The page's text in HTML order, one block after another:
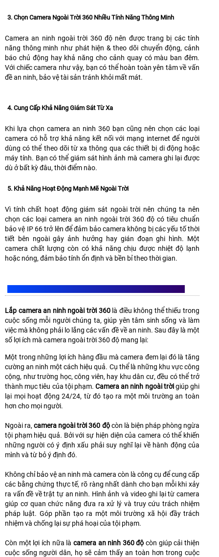
3. Chọn Camera Ngoài Trời 360 Nhiều Tính Năng Thông Minh
Camera an ninh ngoài trời 360 độ nên được trang bị các tính
năng thông minh như phát hiện & theo dõi chuyển động, cảnh
báo chủ động hay khả năng cho cảnh quay có màu ban đêm.
Với chiếc camera như vậy, bạn có thể hoàn toàn yên tâm về vấn
đề an ninh, bảo vệ tài sản tránh khỏi mất mát.
4. Cung Cấp Khả Năng Giám Sát Từ Xa
Khi lựa chọn camera an ninh 360 bạn cũng nên chọn các loại
camera có hỗ trợ khả năng kết nối với mạng internet để người
dùng có thể theo dõi từ xa thông qua các thiết bị di động hoặc
máy tính. Bạn có thể giám sát hình ảnh mà camera ghi lại được
dù ở bất kỳ đâu, thời điểm nào.
5. Khả Năng Hoạt Động Mạnh Mẽ Ngoài Trời
Vì tính chất hoạt động giám sát ngoài trời nên chúng ta nên
chọn các loại camera an ninh ngoài trời 360 độ có tiêu chuẩn
bảo vệ IP 66 trở lên để đảm bảo camera không bị các yếu tố thời
tiết bên ngoài gây ảnh hưởng hay gián đoạn ghi hình. Một
camera chất lượng còn có khả năng chịu được nhiệt độ lạnh
hoặc nóng, đảm bảo tính ổn định và bền bỉ theo thời gian.
Lắp camera an ninh ngoài trời 360là điều không thể thiếu trong
cuộc sống mỗi người chúng ta, giúp yên tâm sinh sống và làm
việc mà không phải lo lắng các vấn đề về an ninh. Sau đây là một
số lợi ích mà camera ngoài trời 360 độ mang lại:
Một trong những lợi ích hàng đầu mà camera đem lại đó là tăng
cường an ninh một cách hiệu quả. Cụ thể là những khu vực công
cộng, như trường học, công viên, hay khu dân cư, đều có thể trở
thành mục tiêu của tội phạm. Camera an ninh ngoài trờigiúp ghi
lại mọi hoạt động 24/24, từ đó tạo ra một môi trường an toàn
hơn cho mọi người.
Ngoài ra,camera ngoài trời 360 độcòn là biện pháp phòng ngừa
tội phạm hiệu quả. Bởi với sự hiện diện của camera có thể khiến
những người có ý định xấu phải suy nghĩ lại về hành động của
mình và từ bỏ ý định đó.
Không chỉ bảo vệ an ninh mà camera còn là công cụ để cung cấp
các bằng chứng thực tế, rõ ràng nhất dành cho bạn mỗi khi xảy
ra vấn đề về trật tự an ninh. Hình ảnh và video ghi lại từ camera
giúp cơ quan chức năng đưa ra xử lý và truy cứu trách nhiệm
pháp luật. Góp phần tạo ra một môi trường xã hội đầy trách
nhiệm và chống lại sự phá hoại của tội phạm.
Còn một lợi ích nữa là camera an ninh 360 độ còn giúp cải thiện
cuộc sống người dân, họ sẽ cảm thấy an toàn hơn trong cuộc